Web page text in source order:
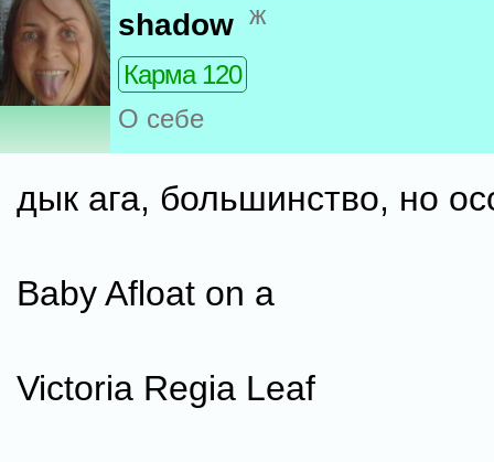
shadow ж
Карма 120
О себе
дык ага, большинство, но
Baby Afloat on a
Victoria Regia Leaf